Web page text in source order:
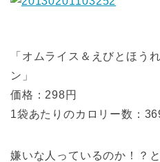
「オムライス＆えびとほう
ン」
価格：298円
1袋あたりのカロリー数：
嫌いな人っているのか！？